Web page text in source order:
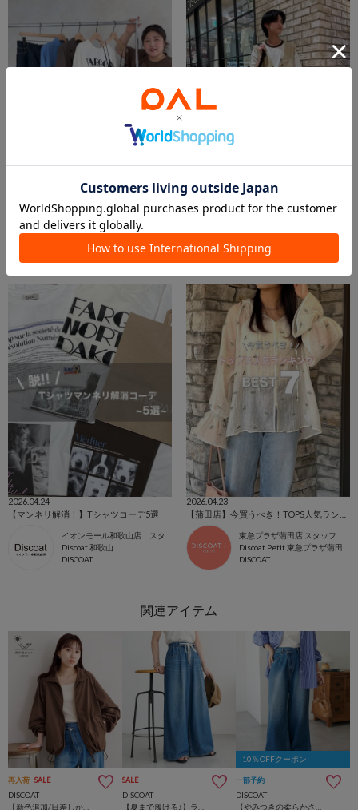
2026.05.27
5着で7コーデ着回し
OnlineStore
DISCOAT
2026.05.16
Discoat Parisien 仙台セルバ店
DISCOAT
2026.04.24
【マンネリ解消！】Tシャツコーデ5選
Discoat 和歌山
DISCOAT
2026.04.23
東急プラザ蒲田店 スタッフ
Discoat Petit 東急プラザ蒲田
DISCOAT
再入荷 SALE
DISCOAT
SALE
DISCOAT
10％OFFクーポン
一部予約
DISCOAT